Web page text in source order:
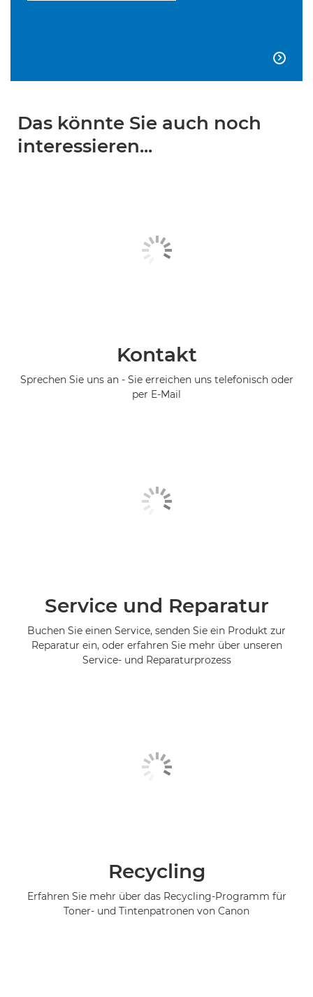

Das könnte Sie auch noch
interessieren...
Kontakt
Sprechen Sie uns an - Sie erreichen uns telefonisch oder
per E-Mail
Service und Reparatur
Buchen Sie einen Service, senden Sie ein Produkt zur
Reparatur ein, oder erfahren Sie mehr über unseren
Service- und Reparaturprozess
Recycling
Erfahren Sie mehr über das Recycling-Programm für
Toner- und Tintenpatronen von Canon